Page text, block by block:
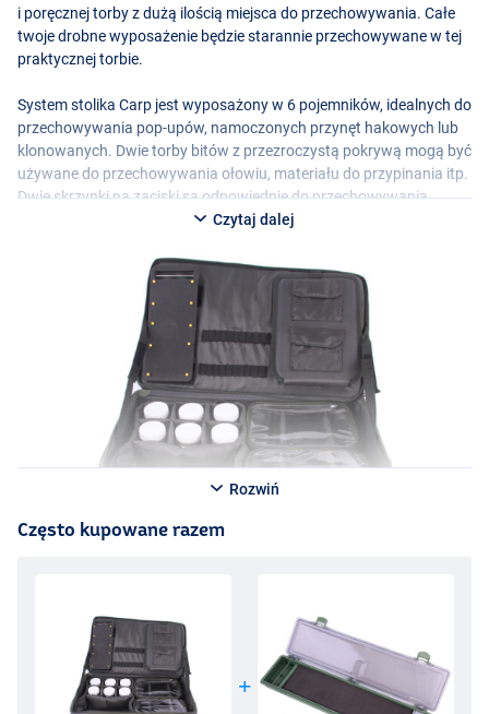
i poręcznej torby z dużą ilością miejsca do przechowywania. Całe
twoje drobne wyposażenie będzie starannie przechowywane w tej
praktycznej torbie.
System stolika Carp jest wyposażony w 6 pojemników, idealnych do
przechowywania pop-upów, namoczonych przynęt hakowych lub
klonowanych. Dwie torby bitów z przezroczystą pokrywą mogą być
używane do przechowywania ołowiu, materiału do przypinania itp.
Dwie skrzynki na zaciski są odpowiednie do przechowywania
małych elementów, takich jak krętliki, haczyki lub klipsy. Sztywna
stół, jak i wszystkie akcesoria mogą oczywiście być również
używane osobno. Nogi rozkładanego stołu są regulowane, dzięki
czemu można je pewnie ustawić na dowolnej powierzchni.
Do torby dołączony jest grubo wyściełany pasek do noszenia.
W dolnej części tej torby znajduje się stół biwakowy, którego można
również używać bez torby, bardzo przydatny!
Czytaj dalej
Rozwiń
Często kupowane razem